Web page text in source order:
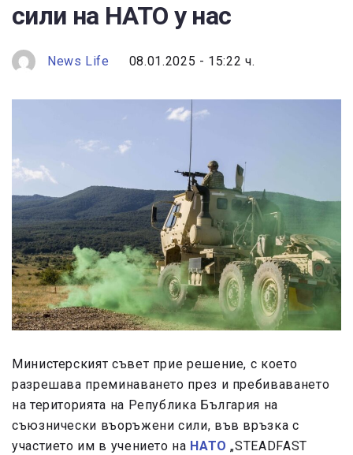
сили на НАТО у нас
News Life 08.01.2025 - 15:22 ч.
Министерският съвет прие решение, с което
разрешава преминаването през и пребиваването
на територията на Република България на
съюзнически въоръжени сили, във връзка с
участието им в учението на НАТО „STEADFAST